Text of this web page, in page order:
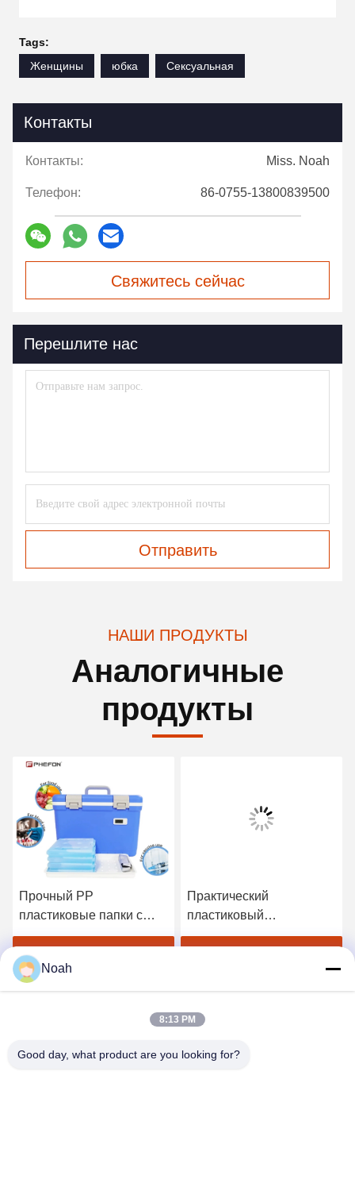
Tags:
Женщины
юбка Сексуальная
Контакты
Контакты: Miss. Noah
Телефон: 86-0755-13800839500
Свяжитесь сейчас
Перешлите нас
Отправить
НАШИ ПРОДУКТЫ
Аналогичные
продукты
Прочный PP
пластиковые папки с
карманами папка
файлов А4 для
студентов
Практический
пластиковый
документооборот -
Noah
8:13 PM
Good day, what product are you looking for?